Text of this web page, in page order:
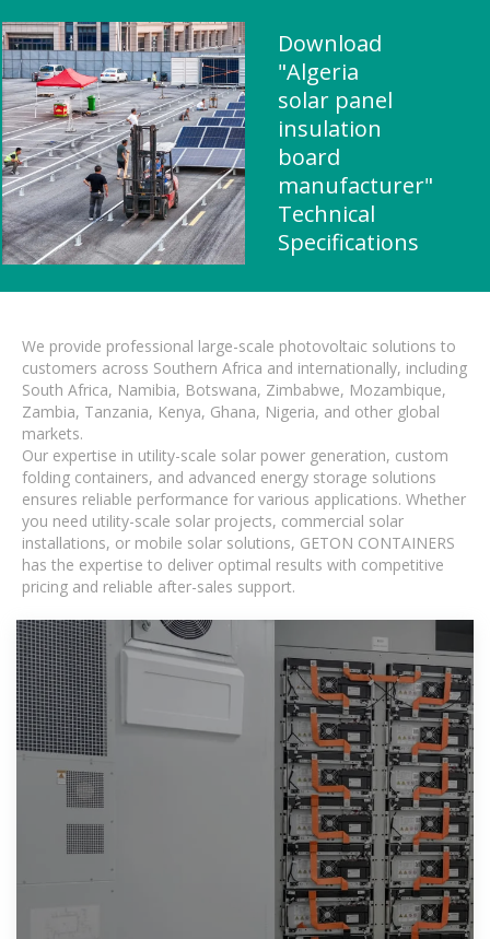
Download
"Algeria
solar panel
insulation
board
manufacturer"
Technical
Specifications
We provide professional large-scale photovoltaic solutions to
customers across Southern Africa and internationally, including
South Africa, Namibia, Botswana, Zimbabwe, Mozambique,
Zambia, Tanzania, Kenya, Ghana, Nigeria, and other global
markets.
Our expertise in utility-scale solar power generation, custom
folding containers, and advanced energy storage solutions
ensures reliable performance for various applications. Whether
you need utility-scale solar projects, commercial solar
installations, or mobile solar solutions, GETON CONTAINERS
has the expertise to deliver optimal results with competitive
pricing and reliable after-sales support.